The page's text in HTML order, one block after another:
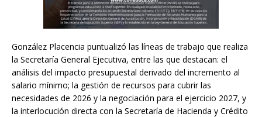
González Placencia puntualizó las líneas de trabajo que realiza
la Secretaría General Ejecutiva, entre las que destacan: el
análisis del impacto presupuestal derivado del incremento al
salario mínimo; la gestión de recursos para cubrir las
necesidades de 2026 y la negociación para el ejercicio 2027, y
la interlocución directa con la Secretaría de Hacienda y Crédito